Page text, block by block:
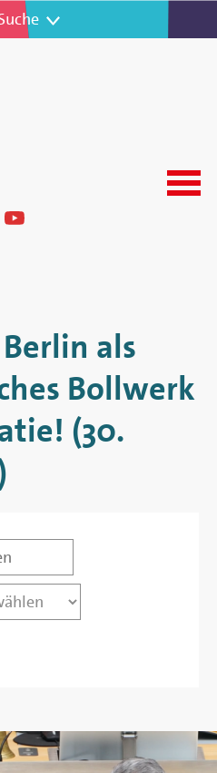
YouTube
als
Bollwerk
(30.